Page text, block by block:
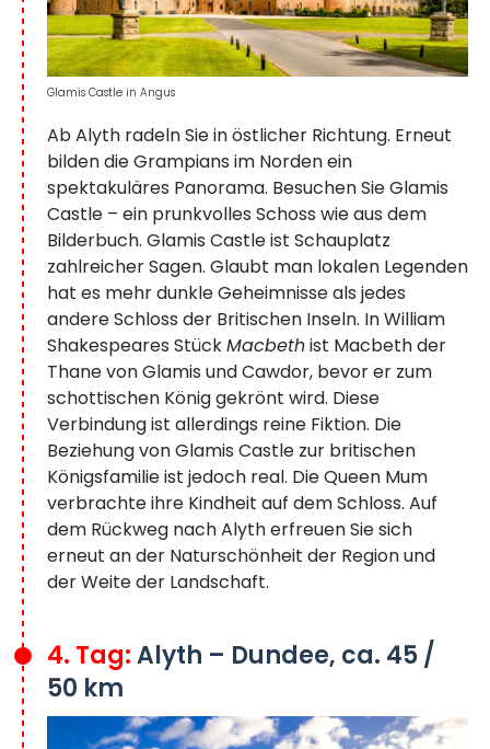
Ab Alyth radeln Sie in östlicher Richtung. Erneut
bilden die Grampians im Norden ein
spektakuläres Panorama. Besuchen Sie Glamis
Castle – ein prunkvolles Schoss wie aus dem
Bilderbuch. Glamis Castle ist Schauplatz
zahlreicher Sagen. Glaubt man lokalen Legenden
hat es mehr dunkle Geheimnisse als jedes
andere Schloss der Britischen Inseln. In William
Shakespeares StückMacbethist Macbeth der
Thane von Glamis und Cawdor, bevor er zum
schottischen König gekrönt wird. Diese
Verbindung ist allerdings reine Fiktion. Die
Beziehung von Glamis Castle zur britischen
Königsfamilie ist jedoch real. Die Queen Mum
verbrachte ihre Kindheit auf dem Schloss. Auf
dem Rückweg nach Alyth erfreuen Sie sich
erneut an der Naturschönheit der Region und
der Weite der Landschaft.
Glamis Castle in Angus
4. Tag:Alyth – Dundee, ca. 45 /
50 km